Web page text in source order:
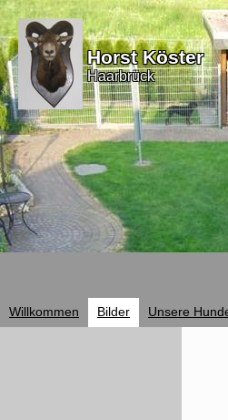
Horst Köster
Haarbrück
Willkommen Bilder Unsere